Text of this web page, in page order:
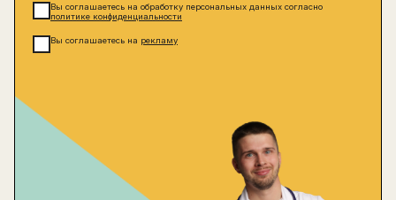
Вы соглашаетесь на обработку персональных данных согласно
политике конфиденциальности
Вы соглашаетесь на рекламу